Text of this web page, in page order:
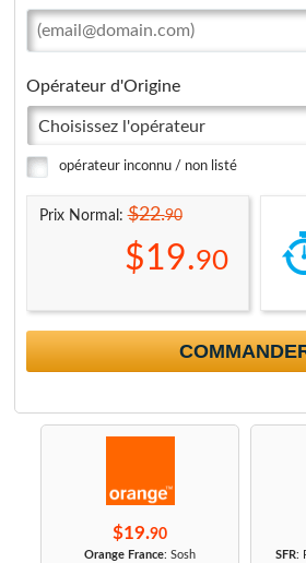
Opérateur d'Origine
Choisissez l'opérateur
opérateur inconnu / non listé
Prix Normal:$22.90
$19.90
$19.90
Orange France: Sosh SFR: